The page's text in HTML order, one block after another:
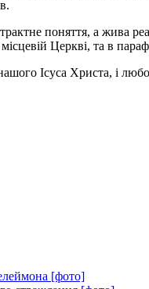
поняття, а жива
Церкві, та в
Ісуса Христа, і
[фото]